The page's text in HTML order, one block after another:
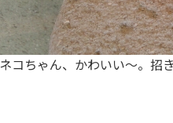
ネコちゃん、かわいい～。招